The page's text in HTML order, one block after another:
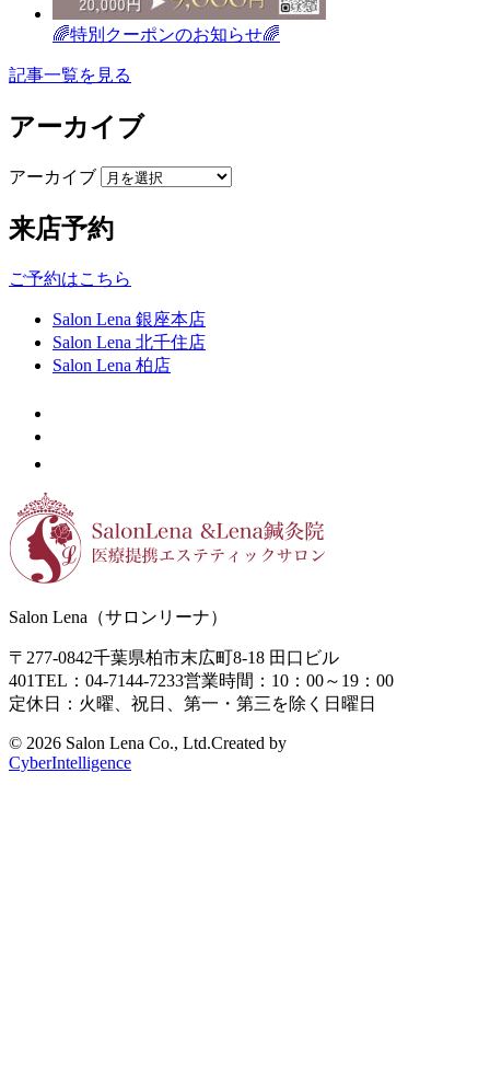
🌈特別クーポンのお知らせ🌈
記事一覧を見る
アーカイブ
アーカイブ
来店予約
ご予約はこちら
Salon Lena 銀座本店
Salon Lena 北千住店
Salon Lena 柏店
Salon Lena（サロンリーナ）
〒277-0842千葉県柏市末広町8-18 田口ビル
401TEL：04-7144-7233営業時間：10：00～19：00
定休日：火曜、祝日、第一・第三を除く日曜日
© 2026 Salon Lena Co., Ltd.Created by
CyberIntelligence